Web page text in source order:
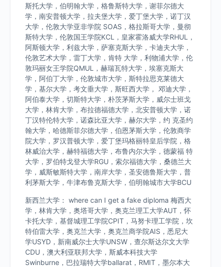
斯托大学，伯明翰大学，格鲁斯特大学，谢菲尔德大
学，南安普顿大学，拉夫堡大学，爱丁堡大学，诺丁汉
大学，伦敦大学亚非学院 SOAS，格拉斯哥大学，曼彻
斯特大学，伦敦国王学院KCL，皇家霍洛威大学RHUL，
阿斯顿大学，利兹大学，萨塞克斯大学，卡迪夫大学，
伦敦艺术大学，雷丁大学，肯特 大学，利物浦大学，伦
敦玛丽女王学院QMUL，赫瑞瓦特大学，埃塞克斯大
学，阿伯丁大学，伦敦城市大学，斯特拉思克莱德大
学，基尔大学，考文垂大学，斯旺西大学， 邓迪大学，
阿伯泰大学，切斯特大学，朴茨茅斯大学，威尔士班戈
大学，林肯大学，布拉德福德大学，北安普顿大学，诺
丁汉特伦特大学，诺森比亚大学，赫尔大学，约 克圣约
翰大学，哈德斯菲尔德大学，伯恩茅斯大学，伦敦商学
院大学，罗汉普顿大学，爱丁堡玛格丽特皇后学院，格
林威治大学，赫特福德大学，布鲁内尔大学，德蒙福 特
大学，罗伯特戈登大学RGU，索尔福德大学，桑德兰大
学，威斯敏斯特大学，南岸大学，圣安德鲁斯大学，普
利茅斯大学，牛津布鲁克斯大学，伯明翰城市大学BCU
新西兰大学： where can I get a fake diploma 梅西大
学，林肯大学，奥塔哥大学，奥克兰理工大学AUT，怀
卡托大学，基督城理工学院CPIT，马努卡理工学院，坎
特伯雷大学，奥克兰大学，奥克兰商学院AIS，悉尼大
学USYD，新南威尔士大学UNSW，查尔斯达尔文大学
CDU，澳大利亚联邦大学，斯威本科技大学
Swinburne，巴拉瑞特大学ballarat，RMIT，墨尔本大